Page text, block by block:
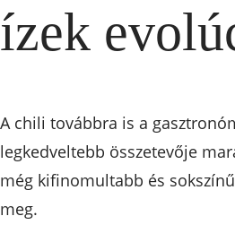
ízek
A chili továbbra is a
legkedveltebb összetevője
még kifinomultabb és
meg.